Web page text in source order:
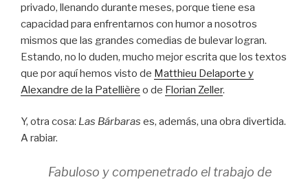
privado, llenando durante meses, porque tiene esa
capacidad para enfrentarnos con humor a nosotros
mismos que las grandes comedias de bulevar logran.
Estando, no lo duden, mucho mejor escrita que los textos
que por aquí hemos visto de Matthieu Delaporte y
Alexandre de la Patellière o de Florian Zeller.
Y, otra cosa: Las Bárbaras es, además, una obra divertida.
A rabiar.
Fabuloso y compenetrado el trabajo de